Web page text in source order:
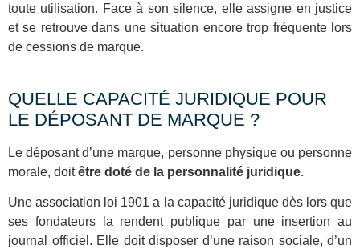
toute utilisation. Face à son silence, elle assigne en justice
et se retrouve dans une situation encore trop fréquente lors
de cessions de marque.
QUELLE CAPACITÉ JURIDIQUE POUR
LE DÉPOSANT DE MARQUE ?
Le déposant d’une marque, personne physique ou personne
morale, doitêtre doté de la personnalité juridique.
Une association loi 1901 a la capacité juridique dès lors que
ses fondateurs la rendent publique par une insertion au
journal officiel. Elle doit disposer d’une raison sociale, d’un